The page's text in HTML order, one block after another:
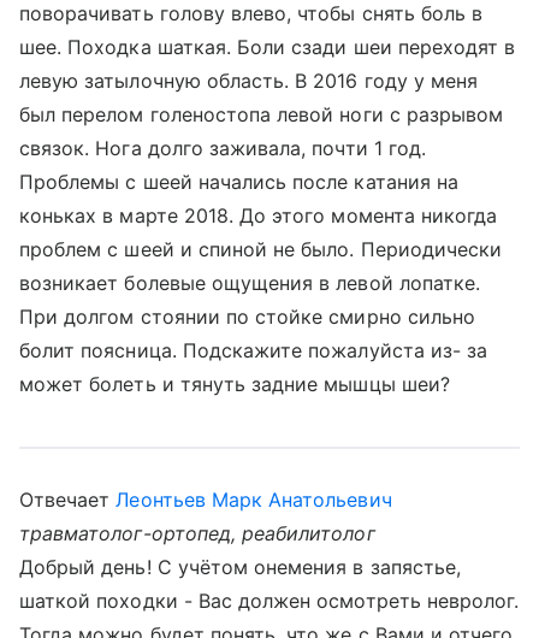
поворачивать голову влево, чтобы снять боль в
шее. Походка шаткая. Боли сзади шеи переходят в
левую затылочную область. В 2016 году у меня
был перелом голеностопа левой ноги с разрывом
связок. Нога долго заживала, почти 1 год.
Проблемы с шеей начались после катания на
коньках в марте 2018. До этого момента никогда
проблем с шеей и спиной не было. Периодически
возникает болевые ощущения в левой лопатке.
При долгом стоянии по стойке смирно сильно
болит поясница. Подскажите пожалуйста из- за
может болеть и тянуть задние мышцы шеи?
ОтвечаетЛеонтьев Марк Анатольевич
травматолог-ортопед, реабилитолог
Добрый день! С учётом онемения в запястье,
шаткой походки - Вас должен осмотреть невролог.